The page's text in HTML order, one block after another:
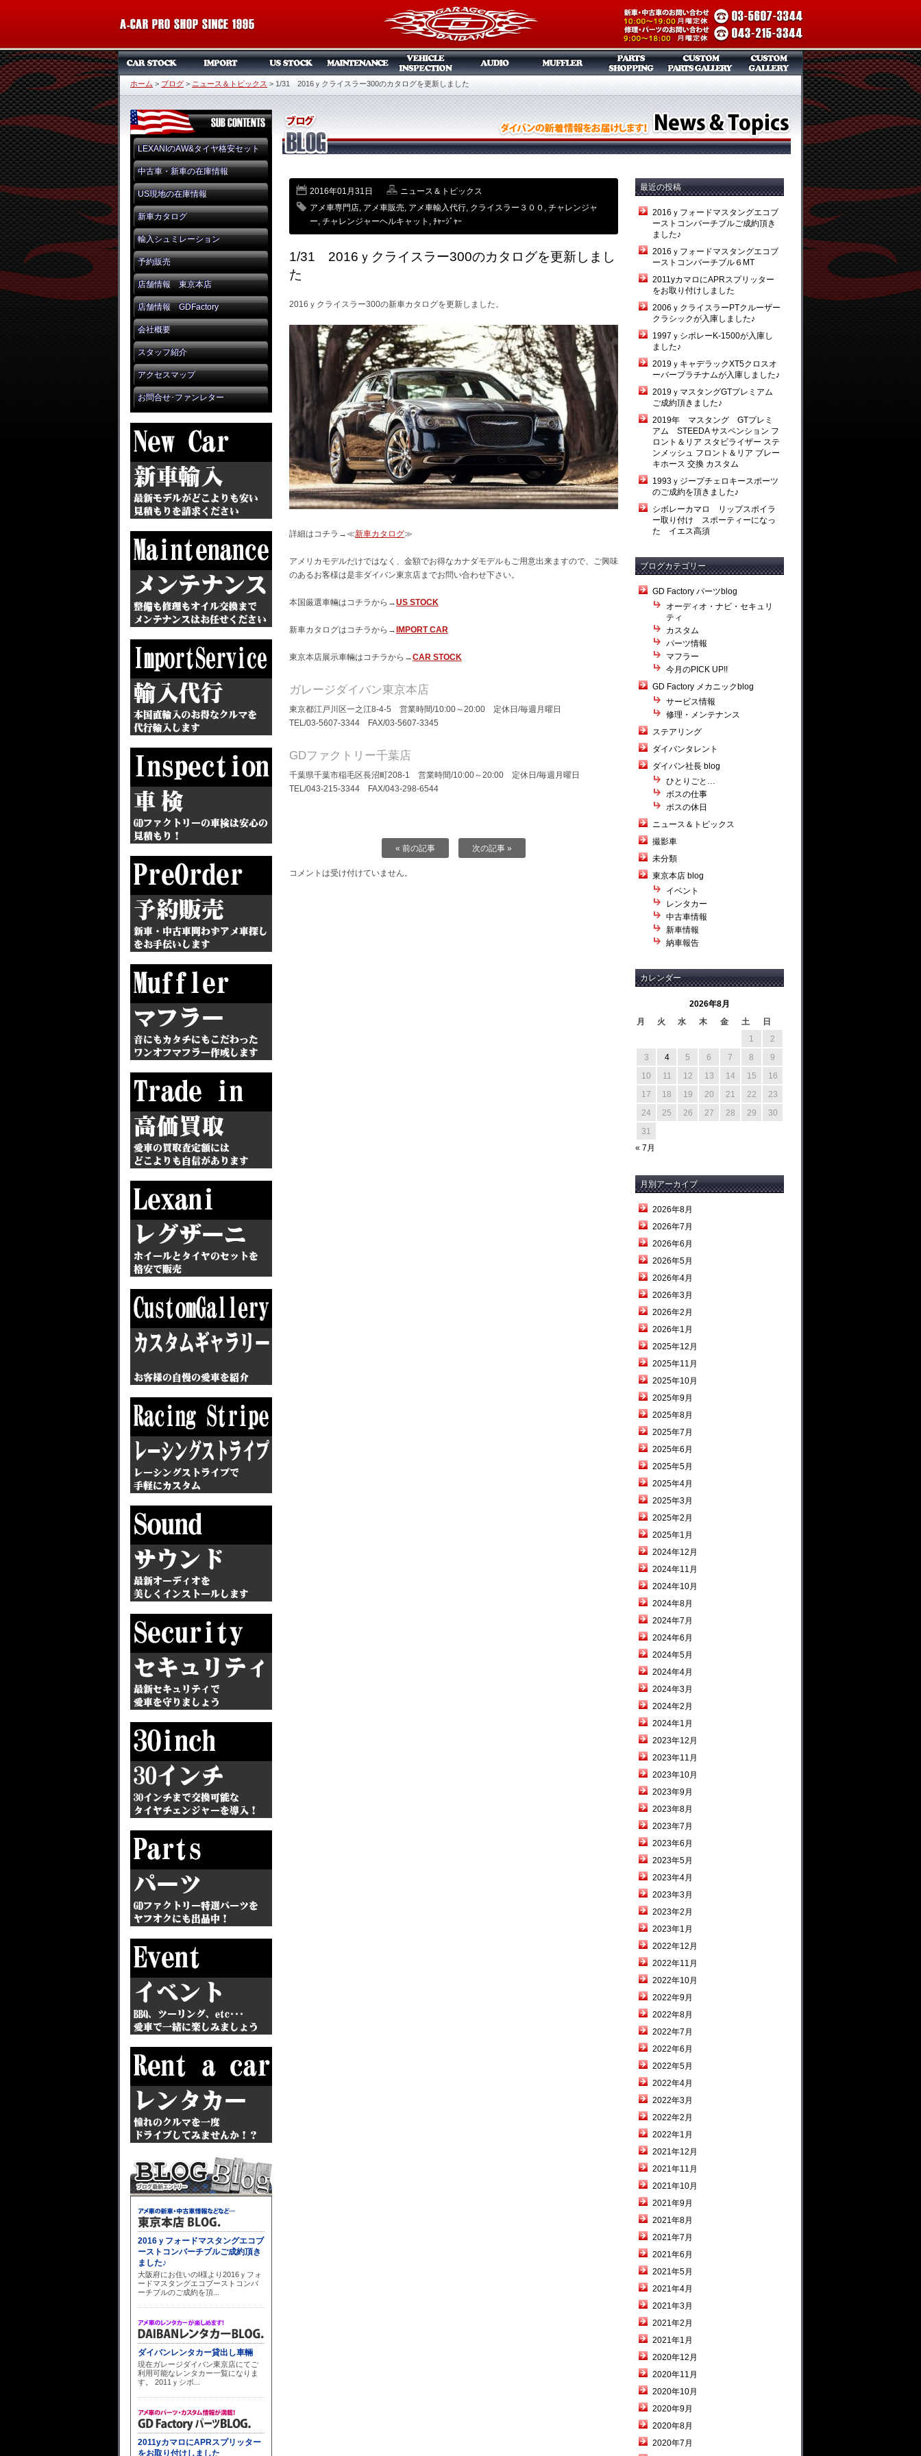
ホーム > ブログ > ニュース＆トピックス > 1/31 2016ｙクライスラー300のカタログを更新しました
LEXANIのAW&タイヤ格安セット
中古車・新車の在庫情報
US現地の在庫情報
新車カタログ
輸入シュミレーション
予約販売
店舗情報 東京本店
店舗情報 GDFactory
会社概要
スタッフ紹介
アクセスマップ
お問合せ･ファンレター
2016年01月31日
ニュース＆トピックス
アメ車専門店, アメ車販売, アメ車輸入代行, クライスラー３００ , チャレンジャ
ー, チャレンジャーヘルキャット , ﾁｬｰｼﾞｬｰ
1/31 2016ｙクライスラー300のカタログを更新しまし
た
2016ｙクライスラー300の新車カタログを更新しました。
詳細はコチラ→≪新車カタログ≫
アメリカモデルだけではなく、金額でお得なカナダモデルもご用意出来ますので、ご興味
のあるお客様は是非ダイバン東京店までお問い合わせ下さい。
本国厳選車輛はコチラから→US STOCK
新車カタログはコチラから→ IMPORT CAR
東京本店展示車輛はコチラから→CAR STOCK
ガレージダイバン東京本店
東京都江戸川区一之江8-4-5 営業時間/10:00～20:00 定休日/毎週月曜日
TEL/03-5607-3344 FAX/03-5607-3345
GDファクトリー千葉店
千葉県千葉市稲毛区長沼町208-1 営業時間/10:00～20:00 定休日/毎週月曜日
TEL/043-215-3344 FAX/043-298-6544
« 前の記事 次の記事 »
コメントは受け付けていません。
最近の投稿
2016ｙフォードマスタングエコブ
ーストコンバーチブルご成約頂き
ました♪
2016ｙフォードマスタングエコブ
ーストコンバーチブル６MT
2011yカマロにAPRスプリッター
をお取り付けしました
2006ｙクライスラーPTクルーザー
クラシックが入庫しました♪
1997ｙシボレーK-1500が入庫し
ました♪
2019ｙキャデラックXT5クロスオ
ーバープラチナムが入庫しました♪
2019ｙマスタングGTプレミアム
ご成約頂きました♪
2019年 マスタング GTプレミ
アム STEEDA サスペンション フ
ロント＆リア スタビライザー ステ
ンメッシュ フロント＆リア ブレー
キホース 交換 カスタム
1993ｙジープチェロキースポーツ
のご成約を頂きました♪
シボレーカマロ リップスポイラ
ー取り付け スポーティーになっ
た イエス高須
ブログカテゴリー
GD Factory パーツblog
オーディオ・ナビ・セキュリ
ティ
カスタム
パーツ情報
マフラー
今月のPICK UP!!
GD Factory メカニックblog
サービス情報
修理・メンテナンス
ステアリング
ダイバンタレント
ダイバン社長 blog
ひとりごと…
ボスの仕事
ボスの休日
ニュース＆トピックス
撮影車
未分類
東京本店 blog
イベント
レンタカー
中古車情報
新車情報
納車報告
カレンダー
2026年8月
月
火 水 木 金 土
日
1
2
3
4 5 6 7 8
9
10
11 12 13 14 15
16
17
18 19 20 21 22
23
24
25 26 27 28 29
30
31
« 7月
月別アーカイブ
2026年8月
2026年7月
2026年6月
2026年5月
2026年4月
2026年3月
2026年2月
2026年1月
2025年12月
2025年11月
2025年10月
2025年9月
2025年8月
2025年7月
2025年6月
2025年5月
2025年4月
2025年3月
2025年2月
2025年1月
2024年12月
2024年11月
2024年10月
2024年8月
2024年7月
2024年6月
2024年5月
2024年4月
2024年3月
2024年2月
2024年1月
2023年12月
2023年11月
2023年10月
2023年9月
2023年8月
2023年7月
2023年6月
2023年5月
2023年4月
2023年3月
2023年2月
2023年1月
2022年12月
2022年11月
2022年10月
2022年9月
2022年8月
2022年7月
2022年6月
2022年5月
2022年4月
2022年3月
2022年2月
2022年1月
2021年12月
2021年11月
2021年10月
2021年9月
2021年8月
2021年7月
2021年6月
2021年5月
2021年4月
2021年3月
2021年2月
2021年1月
2020年12月
2020年11月
2020年10月
2020年9月
2020年8月
2020年7月